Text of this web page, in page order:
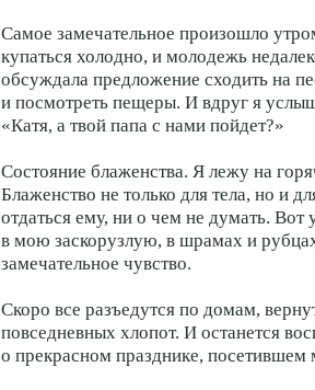
Самое замечательное произошло
купаться холодно, и молодежь
обсуждала предложение сходить на
и посмотреть пещеры. И вдруг я
«Катя, а твой папа с нами пойдет?»
Состояние блаженства. Я лежу на
Блаженство не только для тела, но и
отдаться ему, ни о чем не думать.
в мою заскорузлую, в шрамах и
замечательное чувство.
Скоро все разъедутся по домам,
повседневных хлопот. И останется
о прекрасном празднике, посетившем